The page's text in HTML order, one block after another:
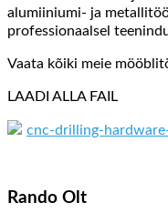
alumiiniumi- ja
professionaalsel
Vaata kõiki meie
LAADI ALLA FAIL
cnc-drilling-
Rando Olt